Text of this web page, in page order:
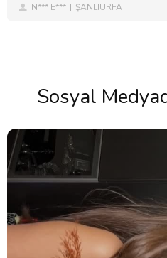
N*** E*** ŞANLIURFA
Sosyal